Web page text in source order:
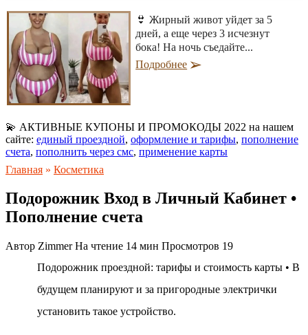
👙 Жирный живот уйдет за 5
дней, а еще через 3 исчезнут
бока! На ночь съедайте...
Подробнее
💫 АКТИВНЫЕ КУПОНЫ И ПРОМОКОДЫ 2022 на нашем
сайте: единый проездной, оформление и тарифы, пополнение
счета, пополнить через смс, применение карты
Главная » Косметика
Подорожник Вход в Личный Кабинет •
Пополнение счета
Автор Zimmer На чтение 14 мин Просмотров 19
Подорожник проездной: тарифы и стоимость карты • В
будущем планируют и за пригородные электрички
установить такое устройство.